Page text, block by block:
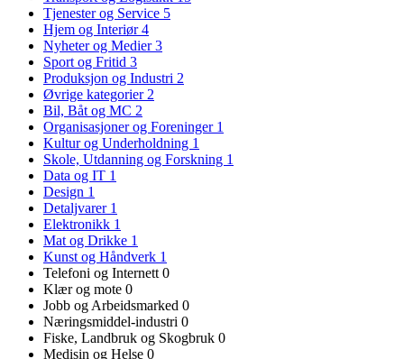
Tjenester og Service 5
Hjem og Interiør4
Nyheter og Medier3
Sport og Fritid 3
Produksjon og Industri 2
Øvrige kategorier 2
Bil, Båt og MC 2
Organisasjoner og Foreninger 1
Kultur og Underholdning 1
Skole, Utdanning og Forskning 1
Data og IT 1
Design 1
Detaljvarer 1
Elektronikk 1
Mat og Drikke 1
Kunst og Håndverk 1
Telefoni og Internett 0
Klær og mote 0
Jobb og Arbeidsmarked 0
Næringsmiddel-industri 0
Fiske, Landbruk og Skogbruk 0
Medisin og Helse 0